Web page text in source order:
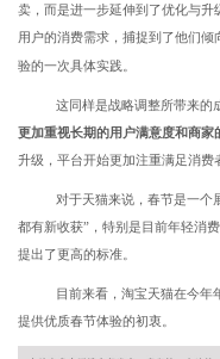
卖，而是进一步延伸到了优化与升
用户的消费需求，捕捉到了他们倾
验的一次具体实践。
这同样是战略调整所带来的
更加重视长期的用户满意度和商家
升级，平台开始更加注重满足消费
对于天猫来说，春节是一个
都有新收获”，特别是目前年轻消
提出了更高的标准。
目前来看，淘宝天猫在今年
提供优质春节体验的初衷。